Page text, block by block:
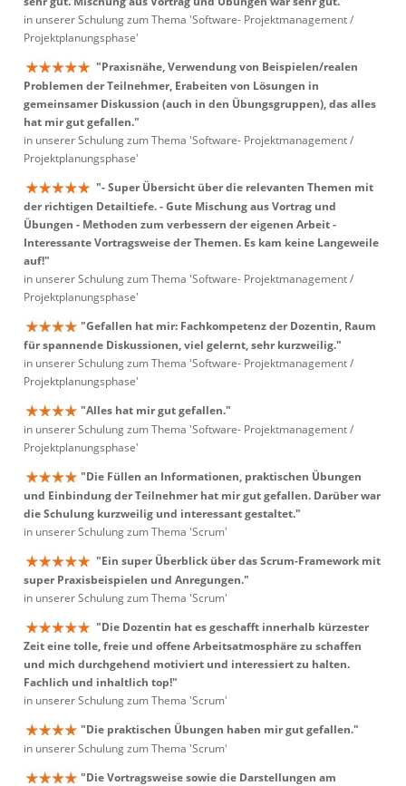
in unserer Schulung zum Thema 'Software- Projektmanagement /
Projektplanungsphase'
"Praxisnähe, Verwendung von Beispielen/realen
Problemen der Teilnehmer, Erabeiten von Lösungen in
gemeinsamer Diskussion (auch in den Übungsgruppen), das alles
hat mir gut gefallen."
in unserer Schulung zum Thema 'Software- Projektmanagement /
Projektplanungsphase'
"- Super Übersicht über die relevanten Themen mit
der richtigen Detailtiefe. - Gute Mischung aus Vortrag und
Übungen - Methoden zum verbessern der eigenen Arbeit -
Interessante Vortragsweise der Themen. Es kam keine Langeweile
auf!"
in unserer Schulung zum Thema 'Software- Projektmanagement /
Projektplanungsphase'
"Gefallen hat mir: Fachkompetenz der Dozentin, Raum
für spannende Diskussionen, viel gelernt, sehr kurzweilig."
in unserer Schulung zum Thema 'Software- Projektmanagement /
Projektplanungsphase'
"Alles hat mir gut gefallen."
in unserer Schulung zum Thema 'Software- Projektmanagement /
Projektplanungsphase'
"Die Füllen an Informationen, praktischen Übungen
und Einbindung der Teilnehmer hat mir gut gefallen. Darüber war
die Schulung kurzweilig und interessant gestaltet."
in unserer Schulung zum Thema 'Scrum'
"Ein super Überblick über das Scrum-Framework mit
super Praxisbeispielen und Anregungen."
in unserer Schulung zum Thema 'Scrum'
"Die Dozentin hat es geschafft innerhalb kürzester
Zeit eine tolle, freie und offene Arbeitsatmosphäre zu schaffen
und mich durchgehend motiviert und interessiert zu halten.
Fachlich und inhaltlich top!"
in unserer Schulung zum Thema 'Scrum'
"Die praktischen Übungen haben mir gut gefallen."
in unserer Schulung zum Thema 'Scrum'
"Die Vortragsweise sowie die Darstellungen am